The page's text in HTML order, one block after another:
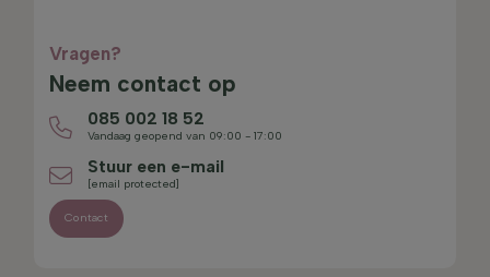
Vragen?
Neem contact op
085 002 18 52
Vandaag geopend van 09:00 - 17:00
Stuur een e-mail
[email protected]
Contact